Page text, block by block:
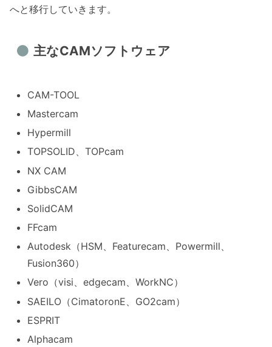
へと移行していきます。
主なCAMソフトウェア
CAM-TOOL
Mastercam
Hypermill
TOPSOLID、TOPcam
NX CAM
GibbsCAM
SolidCAM
FFcam
Autodesk（HSM、Featurecam、Powermill、
Fusion360）
Vero（visi、edgecam、WorkNC）
SAEILO（CimatoronE、GO2cam）
ESPRIT
Alphacam